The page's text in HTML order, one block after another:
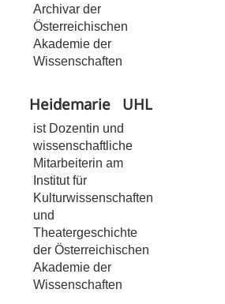
Archivar der
Österreichischen
Akademie der
Wissenschaften
Heidemarie UHL
ist Dozentin und
wissenschaftliche
Mitarbeiterin am
Institut für
Kulturwissenschaften
und
Theatergeschichte
der Österreichischen
Akademie der
Wissenschaften